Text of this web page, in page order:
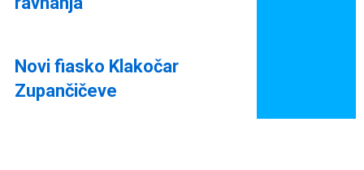
Novi fiasko Klakočar
Zupančičeve